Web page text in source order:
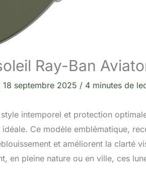
Ray-Ban
18 septembre 2025 / 4 minutes de
intemporel et protection
Ce modèle emblématique,
et améliorent la clarté
en pleine nature ou en ville, ces